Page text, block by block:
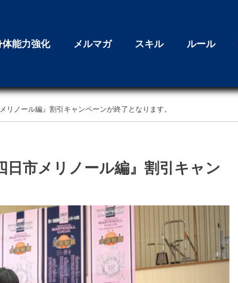
能力強化 メルマガ スキル ルール
リノール編』割引キャンペーンが終了となります。
日市メリノール編』割引キャン